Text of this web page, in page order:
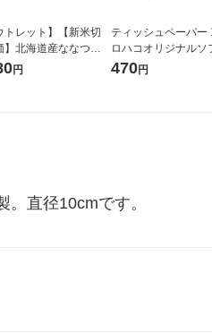
トレット】【新米切
】北海道産ななつぼ
米 5kg 1袋 令和7年産
円
ティッシュペーパー
ロハコオリジナルソ
ックティッシュ フィ
470円
直径10cmです。